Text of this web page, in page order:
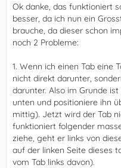
Ok danke, das funktioniert
besser, da ich nun ein
brauche, da dieser schon
noch 2 Probleme:
1. Wenn ich einen Tab eine
nicht direkt darunter,
darunter. Also im Grunde
unten und positioniere ihn
mittig). Jetzt wird der Tab
funktioniert folgender
ziehe, geht er links von
auf der linken Seite dieses
vom Tab links davon).